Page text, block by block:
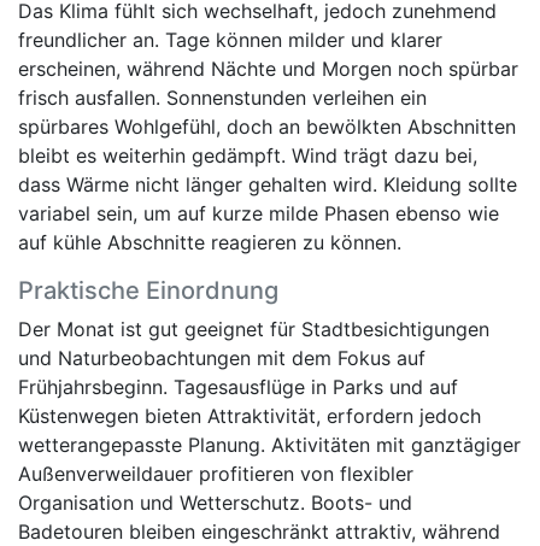
Das Klima fühlt sich wechselhaft, jedoch zunehmend
freundlicher an. Tage können milder und klarer
erscheinen, während Nächte und Morgen noch spürbar
frisch ausfallen. Sonnenstunden verleihen ein
spürbares Wohlgefühl, doch an bewölkten Abschnitten
bleibt es weiterhin gedämpft. Wind trägt dazu bei,
dass Wärme nicht länger gehalten wird. Kleidung sollte
variabel sein, um auf kurze milde Phasen ebenso wie
auf kühle Abschnitte reagieren zu können.
Praktische Einordnung
Der Monat ist gut geeignet für Stadtbesichtigungen
und Naturbeobachtungen mit dem Fokus auf
Frühjahrsbeginn. Tagesausflüge in Parks und auf
Küstenwegen bieten Attraktivität, erfordern jedoch
wetterangepasste Planung. Aktivitäten mit ganztägiger
Außenverweildauer profitieren von flexibler
Organisation und Wetterschutz. Boots- und
Badetouren bleiben eingeschränkt attraktiv, während